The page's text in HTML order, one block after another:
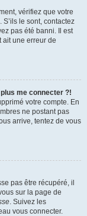
vérifiez que votre
le sont, contactez
pas été banni. Il est
ait une erreur de
me connecter ?!
votre compte. En
ne postant pas
arrive, tentez de vous
pas être récupéré, il
sur la page de
. Suivez les
vous connecter.